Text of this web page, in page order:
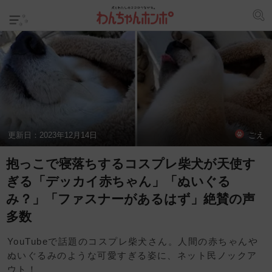
更新日： 2023年12月14日 ごえ
抱っこで寝落ちするコスプレ柴犬が天使す
ぎる「デッカイ赤ちゃん」「ぬいぐる
み？」「ファスナーがあるはず」絶賛の声
多数
YouTubeで話題のコスプレ柴犬さん。人間の赤ちゃんや
ぬいぐるみのような可愛すぎる姿に、ネット民ノックア
ウト！